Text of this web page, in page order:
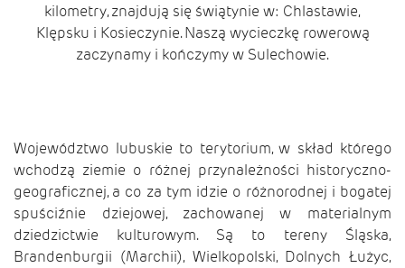
kilometry, znajdują się świątynie w: Chlastawie,
Klępsku i Kosieczynie. Naszą wycieczkę rowerową
zaczynamy i kończymy w Sulechowie.
Województwo lubuskie to terytorium, w skład którego
wchodzą ziemie o różnej przynależności historyczno-
geograficznej, a co za tym idzie o różnorodnej i bogatej
spuściźnie dziejowej, zachowanej w materialnym
dziedzictwie kulturowym. Są to tereny Śląska,
Brandenburgii (Marchii), Wielkopolski, Dolnych Łużyc,